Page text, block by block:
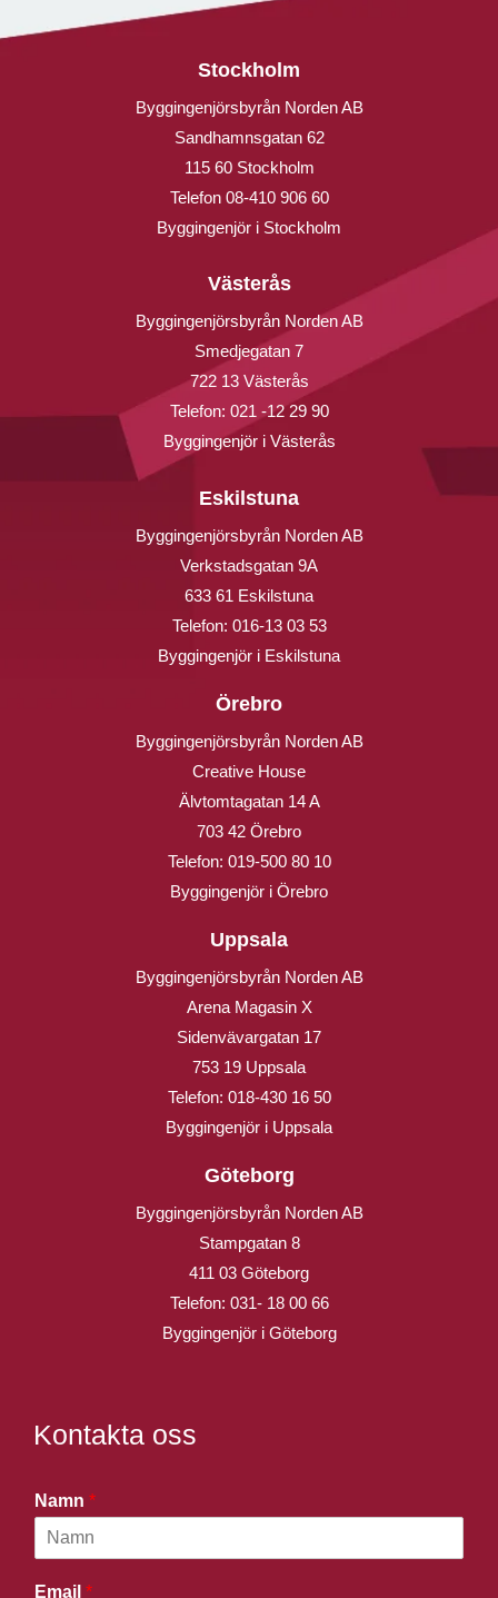
Stockholm
Byggingenjörsbyrån Norden AB
Sandhamnsgatan 62
115 60 Stockholm
Telefon 08-410 906 60
Byggingenjör i Stockholm
Västerås
Byggingenjörsbyrån Norden AB
Smedjegatan 7
722 13 Västerås
Telefon: 021 -12 29 90
Byggingenjör i Västerås
Eskilstuna
Byggingenjörsbyrån Norden AB
Verkstadsgatan 9A
633 61 Eskilstuna
Telefon: 016-13 03 53
Byggingenjör i Eskilstuna
Örebro
Byggingenjörsbyrån Norden AB
Creative House
Älvtomtagatan 14 A
703 42 Örebro
Telefon: 019-500 80 10
Byggingenjör i Örebro
Uppsala
Byggingenjörsbyrån Norden AB
Arena Magasin X
Sidenvävargatan 17
753 19 Uppsala
Telefon: 018-430 16 50
Byggingenjör i Uppsala
Göteborg
Byggingenjörsbyrån Norden AB
Stampgatan 8
411 03 Göteborg
Telefon: 031- 18 00 66
Byggingenjör i Göteborg
Kontakta oss
Namn *
Email *